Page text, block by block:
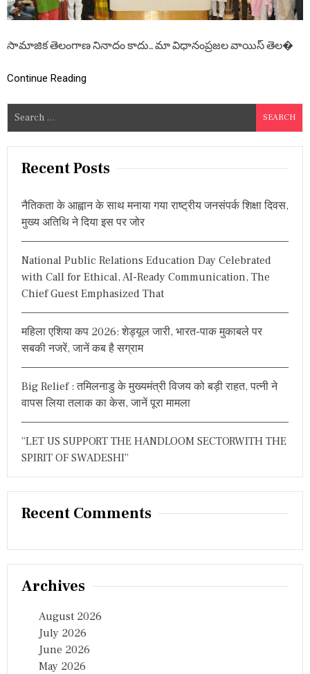
న్నా
…
నం
బా
పా
కే
సీ
ఆ
రి
లే
జ
సామాజిక తెలంగాణ నినాదం కాదు.. మా విధానంప్రజల వాయిస్ తెల�
Continue Reading
a
Recent Posts
नैतिकता के आह्वान के साथ मनाया गया राष्ट्रीय जनसंपर्क शिक्षा दिवस,
मुख्य अतिथि ने दिया इस पर जोर
National Public Relations Education Day Celebrated
with Call for Ethical, AI-Ready Communication, The
Chief Guest Emphasized That
महिला एशिया कप 2026: शेड्यूल जारी, भारत-पाक मुकाबले पर
सबकी नजरें, जानें कब है सग्राम
Big Relief : तमिलनाडु के मुख्यमंत्री विजय को बड़ी राहत, पत्नी ने
वापस लिया तलाक का केस, जानें पूरा मामला
“LET US SUPPORT THE HANDLOOM SECTORWITH THE
SPIRIT OF SWADESHI”
Recent Comments
Archives
August 2026
July 2026
June 2026
May 2026